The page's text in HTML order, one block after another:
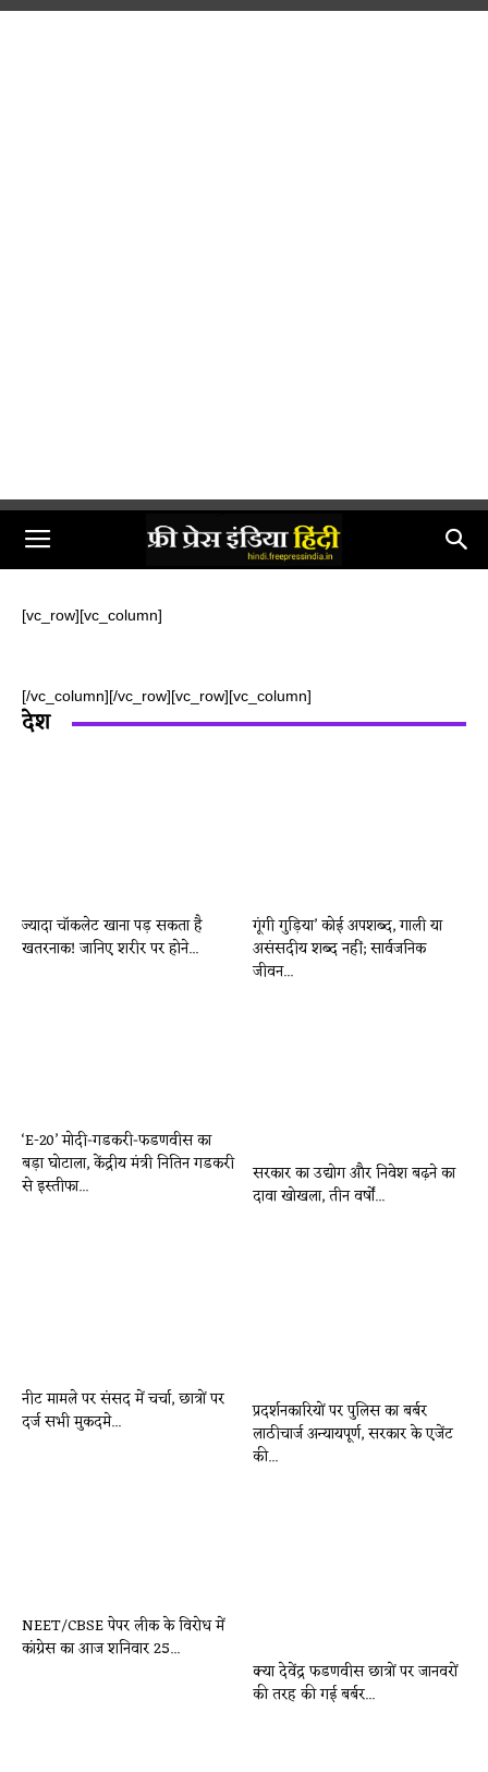
[vc_row][vc_column]
[/vc_column][/vc_row][vc_row][vc_column]
देश
ज्यादा चॉकलेट खाना पड़ सकता है
खतरनाक! जानिए शरीर पर होने...
गूंगी गुड़िया’ कोई अपशब्द, गाली या
असंसदीय शब्द नहीं; सार्वजनिक
जीवन...
‘E-20’ मोदी-गडकरी-फडणवीस का
बड़ा घोटाला, केंद्रीय मंत्री नितिन गडकरी
से इस्तीफा...
सरकार का उद्योग और निवेश बढ़ने का
दावा खोखला, तीन वर्षों...
नीट मामले पर संसद में चर्चा, छात्रों पर
दर्ज सभी मुकदमे...
प्रदर्शनकारियों पर पुलिस का बर्बर
लाठीचार्ज अन्यायपूर्ण, सरकार के एजेंट
की...
NEET/CBSE पेपर लीक के विरोध में
कांग्रेस का आज शनिवार 25...
क्या देवेंद्र फडणवीस छात्रों पर जानवरों
की तरह की गई बर्बर...